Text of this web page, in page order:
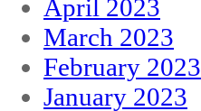
April 2023
March 2023
February 2023
January 2023